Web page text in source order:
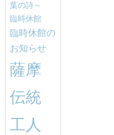
葉の詩～
臨時休館
臨時休館の
お知らせ
薩摩
伝統
工人